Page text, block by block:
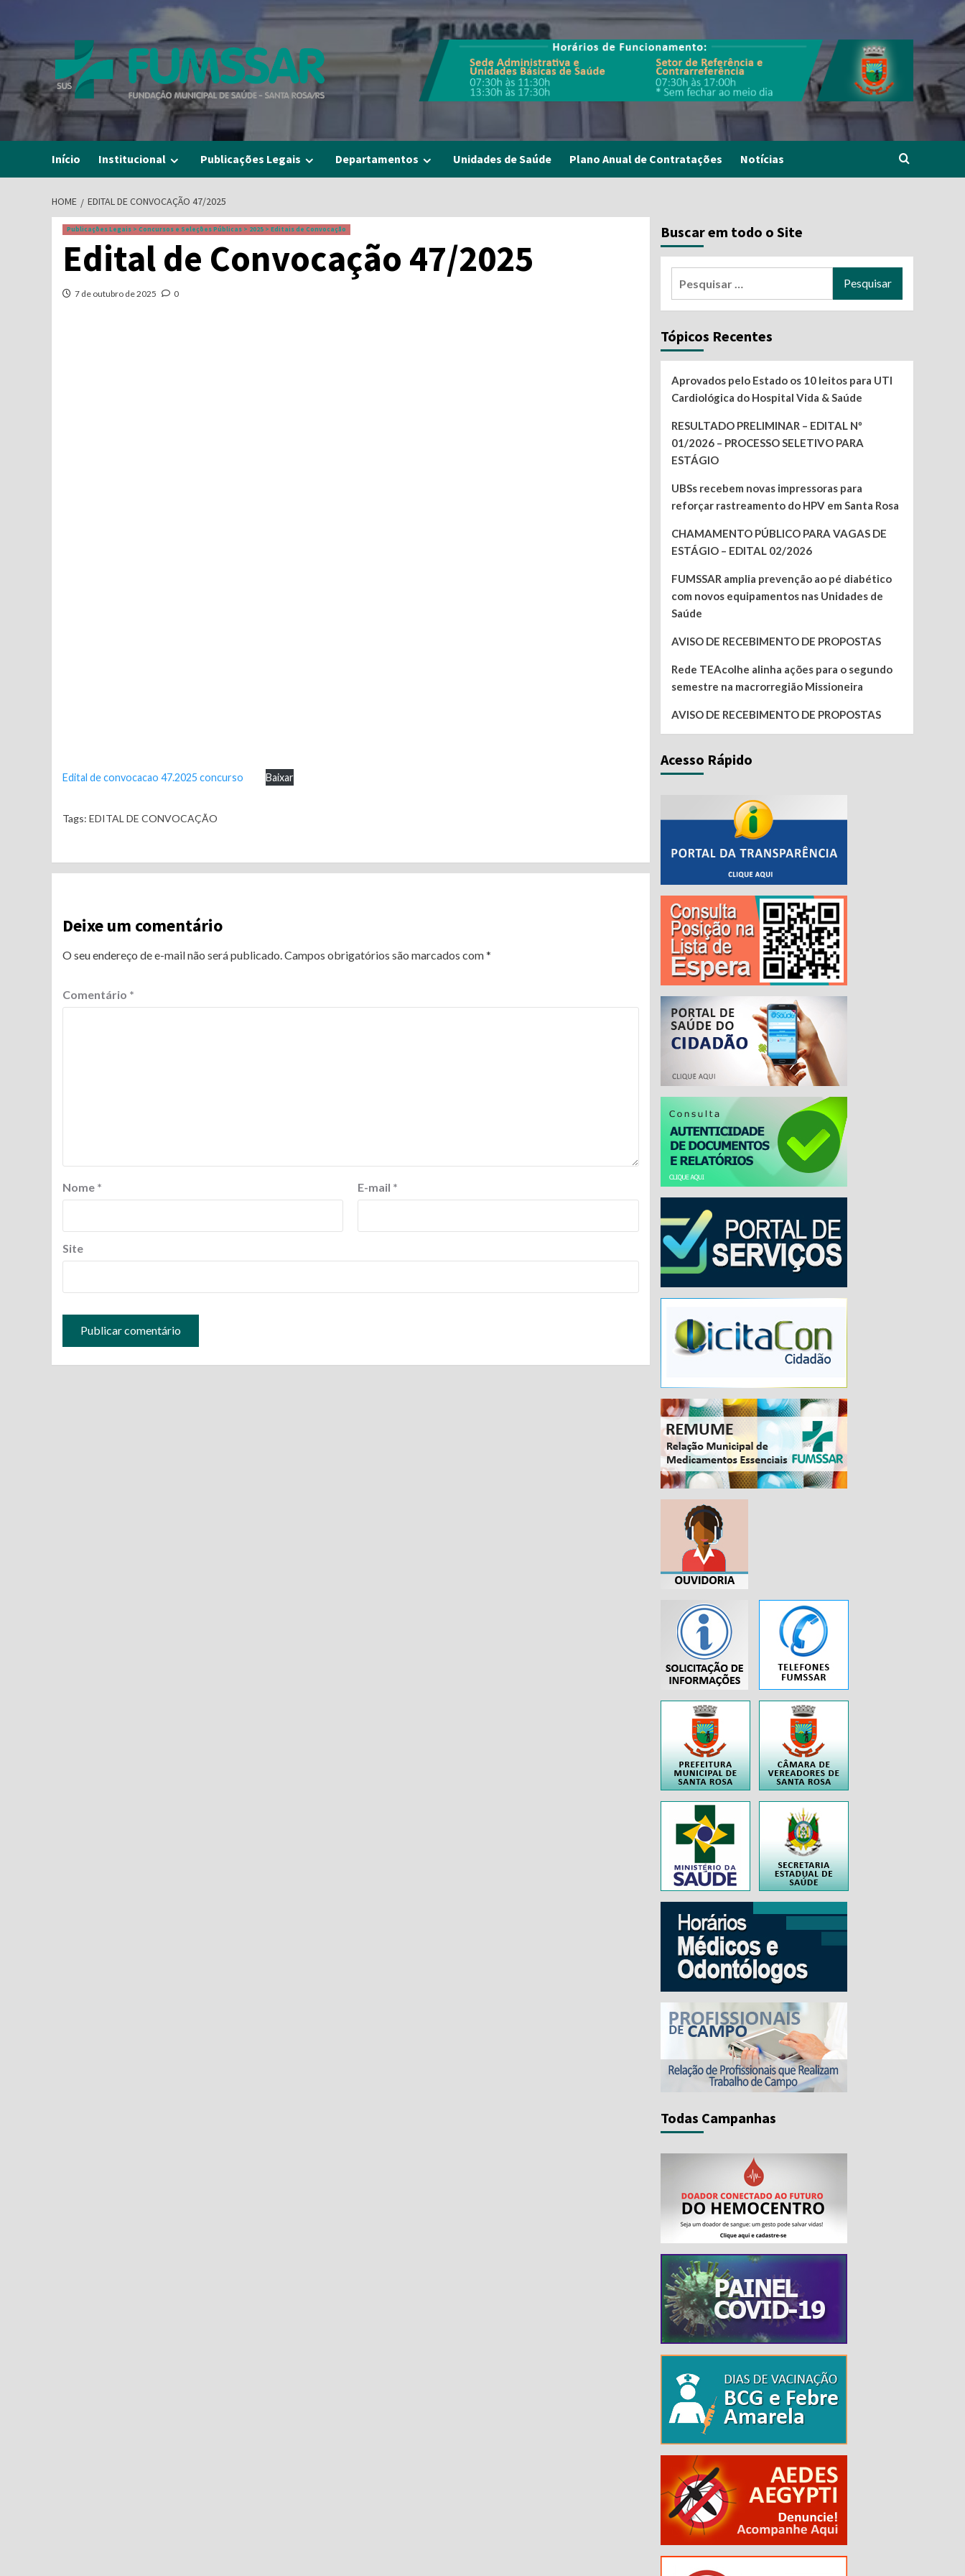
content
Início Institucional Publicações Legais Departamentos Unidades de Saúde Plano Anual de Contratações Notícias
HOME EDITAL DE CONVOCAÇÃO 47/2025
Publicações Legais > Concursos e Seleções Públicas > 2025 > Editais de Convocação
Edital de Convocação 47/2025
7 de outubro de 2025 0
Edital de convocacao 47.2025 concurso Baixar
Tags: EDITAL DE CONVOCAÇÃO
Continue
Reading
Deixe um comentário
O seu endereço de e-mail não será publicado.Campos obrigatórios são marcados com*
Comentário *
Nome * E-mail *
Site
Buscar em todo o Site
Tópicos Recentes
Aprovados pelo Estado os 10 leitos para UTI
Cardiológica do Hospital Vida & Saúde
RESULTADO PRELIMINAR – EDITAL Nº
01/2026 – PROCESSO SELETIVO PARA
ESTÁGIO
UBSs recebem novas impressoras para
reforçar rastreamento do HPV em Santa Rosa
CHAMAMENTO PÚBLICO PARA VAGAS DE
ESTÁGIO – EDITAL 02/2026
FUMSSAR amplia prevenção ao pé diabético
com novos equipamentos nas Unidades de
Saúde
AVISO DE RECEBIMENTO DE PROPOSTAS
Rede TEAcolhe alinha ações para o segundo
semestre na macrorregião Missioneira
AVISO DE RECEBIMENTO DE PROPOSTAS
Acesso Rápido
Todas Campanhas